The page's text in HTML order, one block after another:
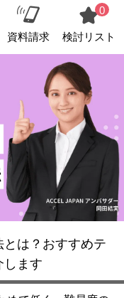
資料請求
0
検討リスト
は？おすすめテ
します